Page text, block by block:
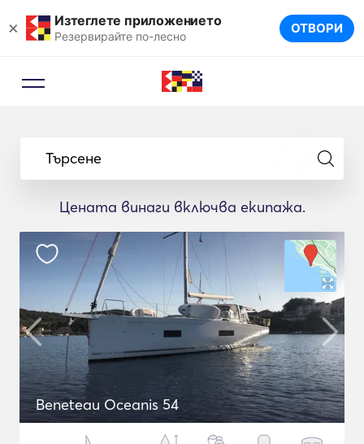
× Изтеглете приложението
Резервирайте по-лесно ОТВОРИ
Търсене
Цената винаги включва екипажа.
Beneteau Oceanis 54